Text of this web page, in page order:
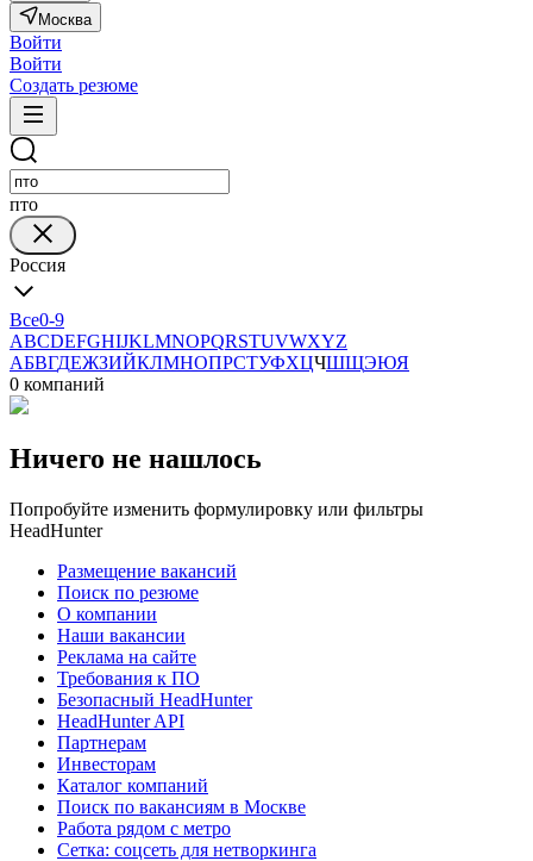
Москва
Войти
Войти
Создать резюме
пто
Россия
Все0-9
ABCDEFGHIJKLMNOPQRSTUVWXYZ
АБВГДЕЖЗИЙКЛМНОПРСТУФХЦЧШЩЭЮЯ
0 компаний
Ничего не нашлось
Попробуйте изменить формулировку или фильтры
HeadHunter
Размещение вакансий
Поиск по резюме
О компании
Наши вакансии
Реклама на сайте
Требования к ПО
Безопасный HeadHunter
HeadHunter API
Партнерам
Инвесторам
Каталог компаний
Поиск по вакансиям в Москве
Работа рядом с метро
Сетка: соцсеть для нетворкинга